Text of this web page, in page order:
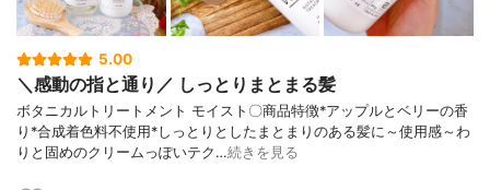
5.00
＼感動の指と通り／ しっとりまとまる髪
ボタニカルトリートメント モイスト〇商品特徴*アップルとベリーの香
り*合成着色料不使用*しっとりとしたまとまりのある髪に～使用感～わ
りと固めのクリームっぽいテク…続きを見る